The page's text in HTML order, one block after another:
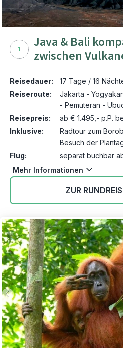
1
Java & Bali
zwischen
Reisedauer:
17 Tage / 16
Reiseroute:
Jakarta -
- Pemuteran -
Reisepreis:
ab € 1.495,- p.P.
Inklusive:
Radtour zum
Besuch der
Flug:
separat buchbar
Mehr Informationen
ZUR